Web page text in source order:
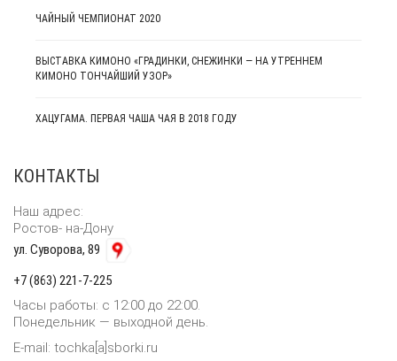
полезное
ЧАЙНЫЙ ЧЕМПИОНАТ 2020
ВЫСТАВКА КИМОНО «ГРАДИНКИ, СНЕЖИНКИ — НА УТРЕННЕМ
КИМОНО ТОНЧАЙШИЙ УЗОР»
ХАЦУГАМА. ПЕРВАЯ ЧАША ЧАЯ В 2018 ГОДУ
КОНТАКТЫ
Наш адрес:
Ростов- на-Дону
ул. Суворова, 89
+7 (863) 221-7-225
Часы работы: с 12:00 до 22:00.
Понедельник — выходной день.
E-mail: tochka[a]sborki.ru